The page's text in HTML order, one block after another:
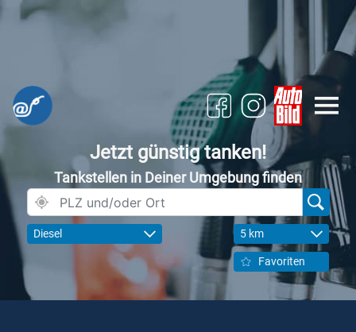
Jetzt günstig tanken!
Tankstellen in Deiner Umgebung finden
Diesel 5 km
Favoriten